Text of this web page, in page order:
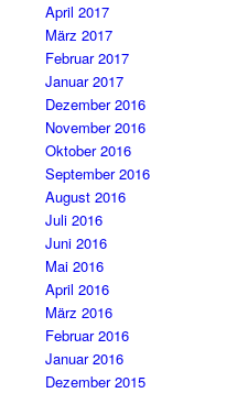
April 2017
März 2017
Februar 2017
Januar 2017
Dezember 2016
November 2016
Oktober 2016
September 2016
August 2016
Juli 2016
Juni 2016
Mai 2016
April 2016
März 2016
Februar 2016
Januar 2016
Dezember 2015